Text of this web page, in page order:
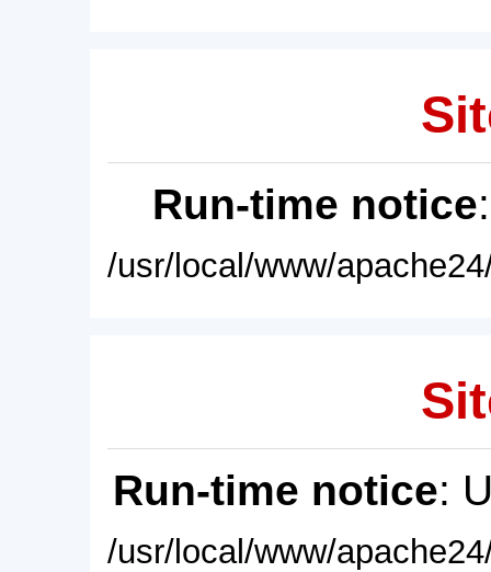
Run-time notice
/usr/local/www/
Run-time notice:
/usr/local/www/